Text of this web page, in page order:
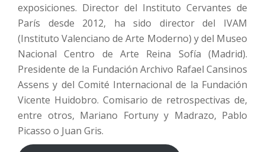
exposiciones. Director del Instituto Cervantes de
París desde 2012, ha sido director del IVAM
(Instituto Valenciano de Arte Moderno) y del Museo
Nacional Centro de Arte Reina Sofía (Madrid).
Presidente de la Fundación Archivo Rafael Cansinos
Assens y del Comité Internacional de la Fundación
Vicente Huidobro. Comisario de retrospectivas de,
entre otros, Mariano Fortuny y Madrazo, Pablo
Picasso o Juan Gris.